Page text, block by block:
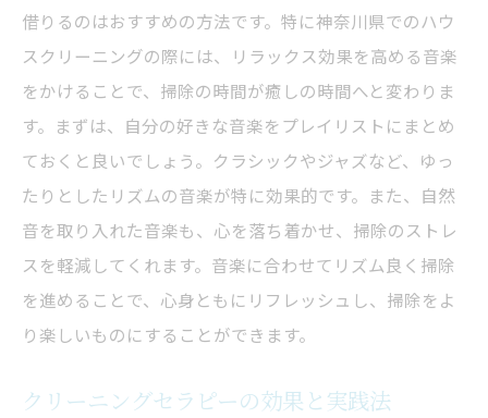
借りるのはおすすめの方法です。特に神奈川県でのハウ
スクリーニングの際には、リラックス効果を高める音楽
をかけることで、掃除の時間が癒しの時間へと変わりま
す。まずは、自分の好きな音楽をプレイリストにまとめ
ておくと良いでしょう。クラシックやジャズなど、ゆっ
たりとしたリズムの音楽が特に効果的です。また、自然
音を取り入れた音楽も、心を落ち着かせ、掃除のストレ
スを軽減してくれます。音楽に合わせてリズム良く掃除
を進めることで、心身ともにリフレッシュし、掃除をよ
り楽しいものにすることができます。
クリーニングセラピーの効果と実践法